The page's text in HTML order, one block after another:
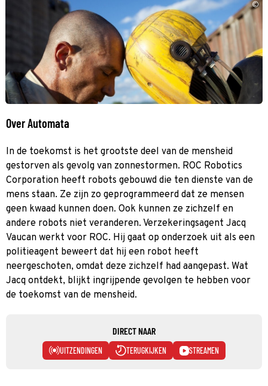
©
Over Automata
In de toekomst is het grootste deel van de mensheid
gestorven als gevolg van zonnestormen. ROC Robotics
Corporation heeft robots gebouwd die ten dienste van de
mens staan. Ze zijn zo geprogrammeerd dat ze mensen
geen kwaad kunnen doen. Ook kunnen ze zichzelf en
andere robots niet veranderen. Verzekeringsagent Jacq
Vaucan werkt voor ROC. Hij gaat op onderzoek uit als een
politieagent beweert dat hij een robot heeft
neergeschoten, omdat deze zichzelf had aangepast. Wat
Jacq ontdekt, blijkt ingrijpende gevolgen te hebben voor
de toekomst van de mensheid.
DIRECT NAAR
UITZENDINGEN TERUGKIJKEN STREAMEN